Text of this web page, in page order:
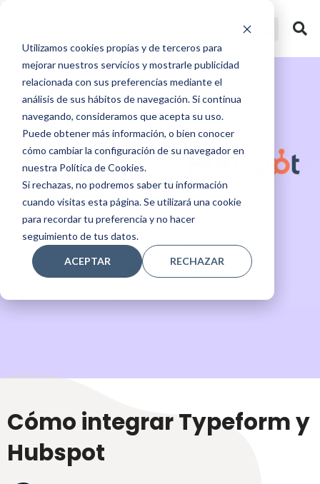
Utilizamos cookies propias y de terceros para
mejorar nuestros servicios y mostrarle publicidad
relacionada con sus preferencias mediante el
análisis de sus hábitos de navegación. Si continua
navegando, consideramos que acepta su uso.
Puede obtener más información, o bien conocer
cómo cambiar la configuración de su navegador en
nuestra Política de Cookies.
Si rechazas, no podremos saber tu información
cuando visitas esta página. Se utilizará una cookie
para recordar tu preferencia y no hacer
seguimiento de tus datos.
ACEPTAR RECHAZAR
Cómo integrar Typeform y
Hubspot